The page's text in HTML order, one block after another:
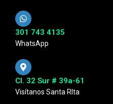
301 743 4135
WhatsApp
Cl. 32 Sur # 39a-61
Visítanos Santa RIta